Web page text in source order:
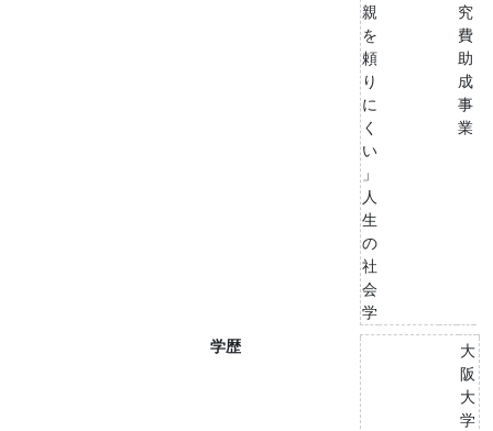
親
を
頼
り
に
く
い
」
人
生
の
社
会
学
究
費
助
成
事
業
学歴
大
阪
大
学